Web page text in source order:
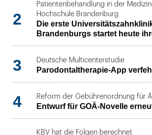
2
Patientenbehandlung in der
Hochschule Brandenburg
Die erste
Brandenburgs startet heute
3 Deutsche Multicenterstudie
Parodontaltherapie-App
4 Reform der Gebührenordnung für
Entwurf für GOÄ-Novelle
KBV hat die Folgen berechnet